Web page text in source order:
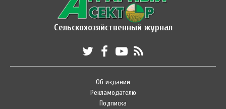
Сельскохозяйственный журнал
Об издании
Рекламодателю
Подписка